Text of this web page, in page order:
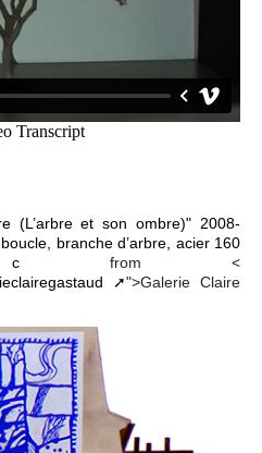
(L’arbre et son ombre)" 2008-
branche d’arbre, acier 160
from <
">Galerie Claire